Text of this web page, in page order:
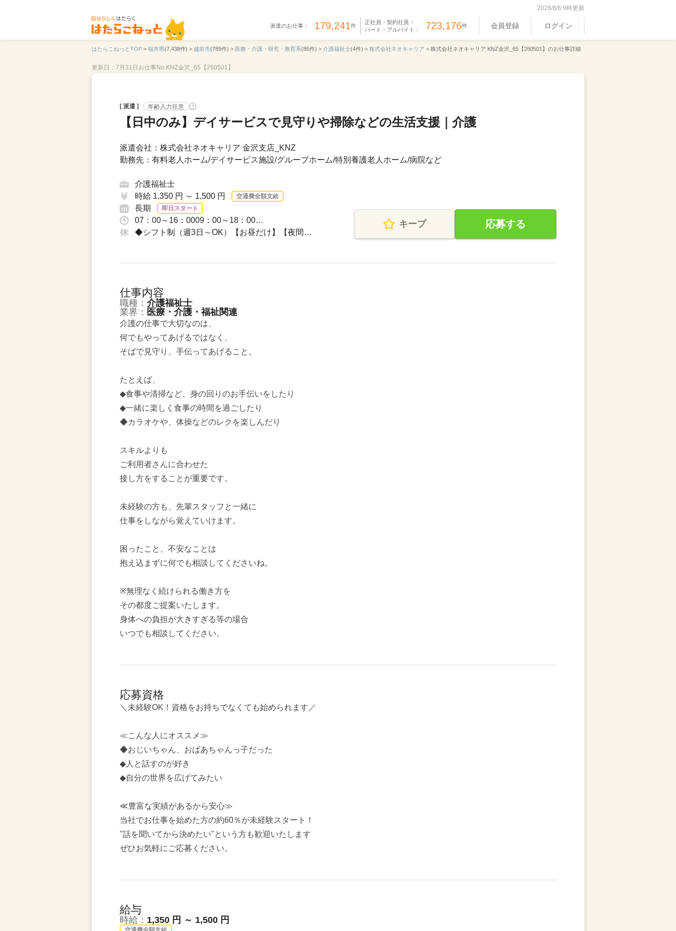
2026/8/6 9時更新
派遣のお仕事： 179,241件
正社員・契約社員・
パート・アルバイト： 723,176件 会員登録 ログイン
はたらこねっとTOP > 福井県(7,438件) > 越前市(789件) > 医療・介護・研究・教育系(86件) > 介護福祉士(4件) > 株式会社ネオキャリア > 株式会社ネオキャリア KNZ金沢_65【260501】のお仕事詳細
更新日：7月31日 お仕事No.KNZ金沢_65【260501】
[ 派遣 ] 年齢入力任意 ?
【日中のみ】デイサービスで見守りや掃除などの生活支援｜介護
派遣会社：株式会社ネオキャリア 金沢支店_KNZ
勤務先：有料老人ホーム/デイサービス施設/グループホーム/特別養護老人ホーム/病院など
介護福祉士
時給 1,350 円 ～ 1,500 円
交通費全額支給
長期 即日スタート
07：00～16：0009：00～18：00…
◆シフト制（週3日～OK）【お昼だけ】【夜間…
キープ 応募する
仕事内容
職種： 介護福祉士
業界： 医療・介護・福祉関連
介護の仕事で大切なのは、
何でもやってあげるではなく、
そばで見守り、手伝ってあげること。
たとえば、
◆食事や清掃など、身の回りのお手伝いをしたり
◆一緒に楽しく食事の時間を過ごしたり
◆カラオケや、体操などのレクを楽しんだり
スキルよりも
ご利用者さんに合わせた
接し方をすることが重要です。
未経験の方も、先輩スタッフと一緒に
仕事をしながら覚えていけます。
困ったこと、不安なことは
抱え込まずに何でも相談してくださいね。
※無理なく続けられる働き方を
その都度ご提案いたします。
身体への負担が大きすぎる等の場合
いつでも相談してください。
応募資格
＼未経験OK！資格をお持ちでなくても始められます／
≪こんな人にオススメ≫
◆おじいちゃん、おばあちゃんっ子だった
◆人と話すのが好き
◆自分の世界を広げてみたい
≪豊富な実績があるから安心≫
当社でお仕事を始めた方の約60％が未経験スタート！
"話を聞いてから決めたい"という方も歓迎いたします
ぜひお気軽にご応募ください。
給与
時給： 1,350 円 ～ 1,500 円